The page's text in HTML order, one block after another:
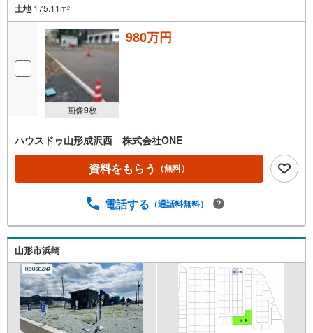
土地175.11m2
画像9枚
980万円
ハウスドゥ山形成沢西 株式会社ONE
資料をもらう （無料）
電話する （通話料無料）
山形市浜崎